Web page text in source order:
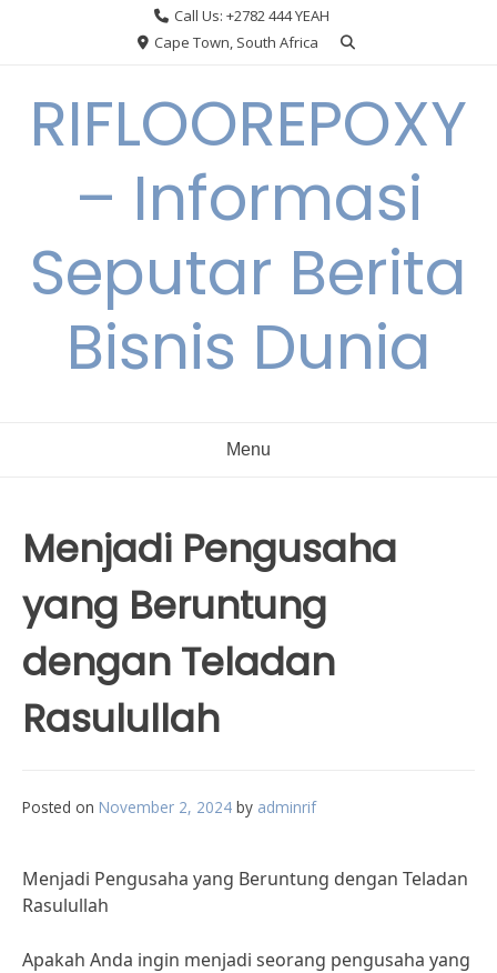
Call Us: +2782 444 YEAH
Cape Town, South Africa
RIFLOOREPOXY
– Informasi
Seputar Berita
Bisnis Dunia
Menu
Menjadi Pengusaha
yang Beruntung
dengan Teladan
Rasulullah
Posted on November 2, 2024 by adminrif
Menjadi Pengusaha yang Beruntung dengan Teladan
Rasulullah
Apakah Anda ingin menjadi seorang pengusaha yang